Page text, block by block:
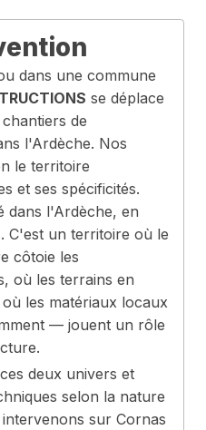
dans une commune
se déplace
de
l'Ardèche. Nos
le territoire
et ses spécificités.
dans l'Ardèche, en
C'est un territoire où le
côtoie les
où les terrains en
les matériaux locaux
— jouent un rôle
deux univers et
selon la nature
sur Cornas